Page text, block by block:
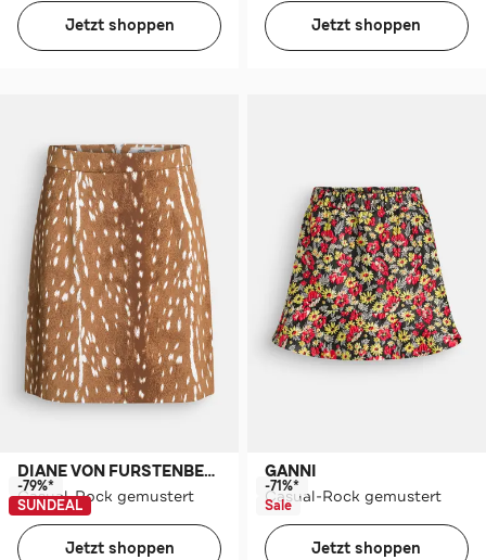
Jetzt shoppen Jetzt shoppen
DIANE VON FURSTENBERG
Casual-Rock gemustert
-79%*
SUNDEAL
Jetzt shoppen
GANNI
Casual-Rock gemustert
-71%*
Sale
Jetzt shoppen